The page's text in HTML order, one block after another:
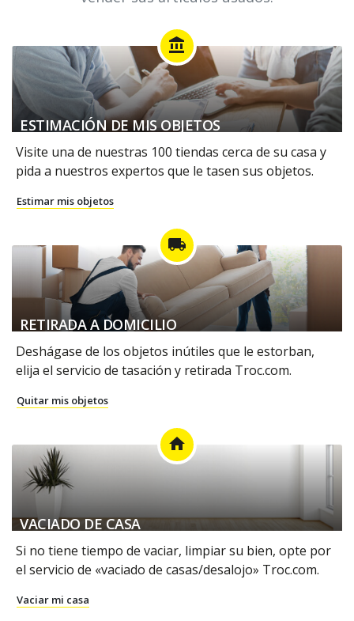
account_balance
ESTIMACIÓN DE MIS OBJETOS
Visite una de nuestras 100 tiendas cerca de su casa y
pida a nuestros expertos que le tasen sus objetos.
Estimar mis objetos
local_shipping
RETIRADA A DOMICILIO
Deshágase de los objetos inútiles que le estorban,
elija el servicio de tasación y retirada Troc.com.
Quitar mis objetos
home
VACIADO DE CASA
Si no tiene tiempo de vaciar, limpiar su bien, opte por
el servicio de «vaciado de casas/desalojo» Troc.com.
Vaciar mi casa